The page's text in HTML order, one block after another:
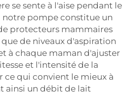
se sente à l'aise pendant le
pompe constitue un
protecteurs mammaires
de niveaux d'aspiration
à chaque maman d'ajuster
et l'intensité de la
ce qui convient le mieux à
ainsi un débit de lait